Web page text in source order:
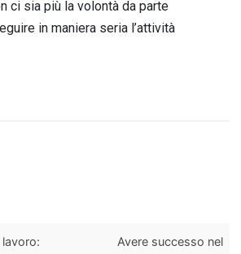
ci sia più la volontà da parte
in maniera seria l’attività
lavoro:
Avere successo nel